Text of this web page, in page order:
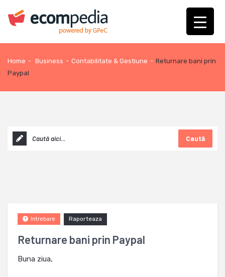
Home - Business - Contabilitate & Gestiune - Returnare bani prin
Paypal
Caută
Returnare bani prin Paypal
Raporteaza
Intrebare
Buna ziua,